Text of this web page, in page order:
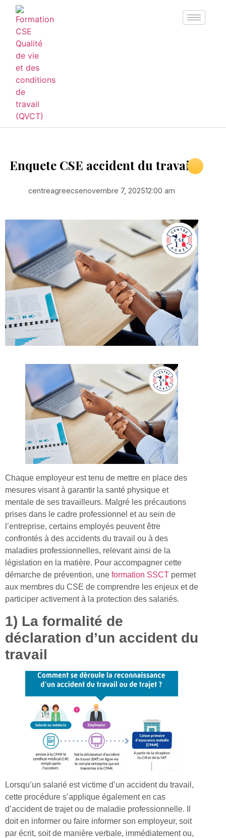
Enquete CSE accident du travail
centreagreecsenovembre 7, 202512:00 am
Chaque employeur est tenu de mettre en place des
mesures visant à garantir la santé physique et
mentale de ses travailleurs. Malgré les précautions
prises dans le cadre professionnel et au sein de
l’entreprise, certains employés peuvent être
confrontés à des accidents du travail ou à des
maladies professionnelles, relevant ainsi de la
législation en la matière. Pour accompagner cette
démarche de prévention, une formation SSCT permet
aux membres du CSE de comprendre les enjeux et de
participer activement à la protection des salariés.
1) La formalité de
déclaration d’un accident du
travail
Lorsqu’un salarié est victime d’un accident du travail,
cette procédure s’applique également en cas
d’accident de trajet ou de maladie professionnelle. Il
doit en informer ou faire informer son employeur, soit
par écrit, soit de manière verbale, immédiatement ou,